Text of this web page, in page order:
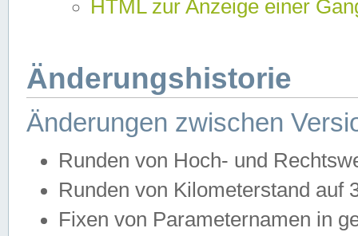
HTML zur Anzeige einer
Änderungshistorie
Änderungen zwischen
Runden von Hoch- und
Runden von Kilometerstand auf
Fixen von Parameternamen in